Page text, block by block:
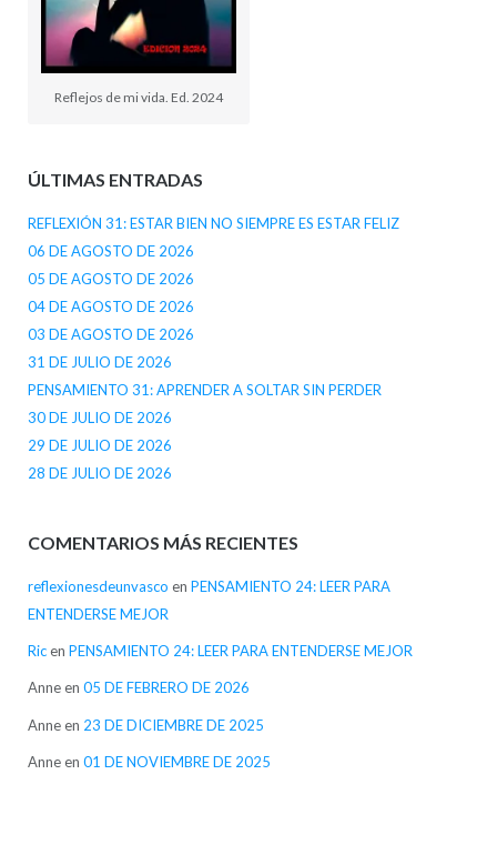
Reflejos de mi vida. Ed. 2024
ÚLTIMAS ENTRADAS
REFLEXIÓN 31: ESTAR BIEN NO SIEMPRE ES ESTAR FELIZ
06 DE AGOSTO DE 2026
05 DE AGOSTO DE 2026
04 DE AGOSTO DE 2026
03 DE AGOSTO DE 2026
31 DE JULIO DE 2026
PENSAMIENTO 31: APRENDER A SOLTAR SIN PERDER
30 DE JULIO DE 2026
29 DE JULIO DE 2026
28 DE JULIO DE 2026
COMENTARIOS MÁS RECIENTES
reflexionesdeunvasco en PENSAMIENTO 24: LEER PARA
ENTENDERSE MEJOR
Ricen PENSAMIENTO 24: LEER PARA ENTENDERSE MEJOR
Anneen 05 DE FEBRERO DE 2026
Anneen 23 DE DICIEMBRE DE 2025
Anneen 01 DE NOVIEMBRE DE 2025